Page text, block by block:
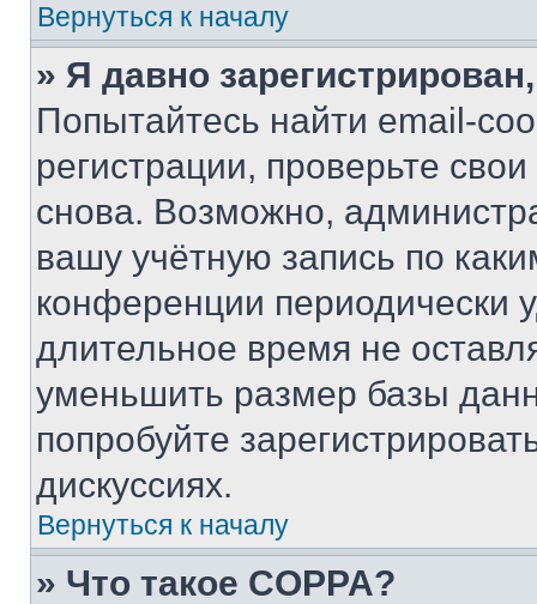
Вернуться к началу
» Я давно
Попытайтесь найти email-
регистрации, проверьте
снова. Возможно,
вашу учётную запись по
конференции периодически
длительное время не
уменьшить размер базы
попробуйте
дискуссиях.
Вернуться к началу
» Что такое COPPA?